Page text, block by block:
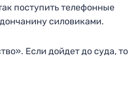
поступить телефонные
силовиками.
Если дойдет до суда, то